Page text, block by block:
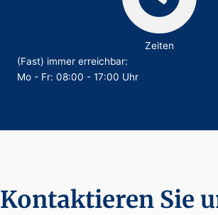
Zeiten
(Fast) immer erreichbar:
Mo - Fr: 08:00 - 17:00 Uhr
Kontaktieren Sie